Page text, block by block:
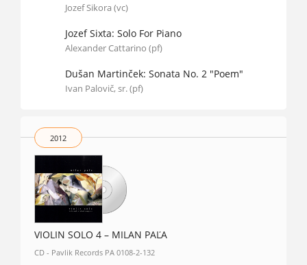
Jozef Sikora (vc)
Jozef Sixta: Solo For Piano
Alexander Cattarino (pf)
Dušan Martinček: Sonata No. 2 "Poem"
Ivan Palovič, sr. (pf)
2012
VIOLIN SOLO 4 – MILAN PAĽA
CD - Pavlik Records PA 0108-2-132